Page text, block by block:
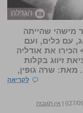
הגדלה
מישהי שהייתה
עם כלים, ועם
הכירו את אודליה
זיווג בקלות
מאת: שרה גופין,
לקריאה
אין תגובות